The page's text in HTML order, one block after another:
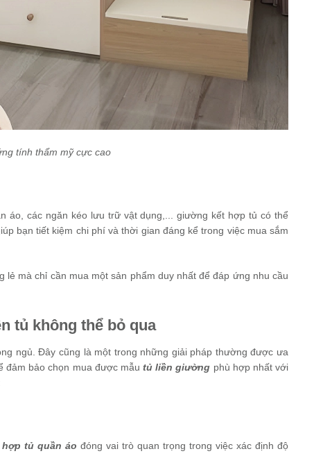
tính thẩm mỹ cực cao
áo, các ngăn kéo lưu trữ vật dụng,... giường kết hợp tủ có thể
bạn tiết kiệm chi phí và thời gian đáng kể trong việc mua sắm
mà chỉ cần mua một sản phẩm duy nhất để đáp ứng nhu cầu
tủ không thể bỏ qua
ngủ. Đây cũng là một trong những giải pháp thường được ưa
đảm bảo chọn mua được mẫutủ liền giường phù hợp nhất với
tủ quần áo đóng vai trò quan trọng trong việc xác định độ